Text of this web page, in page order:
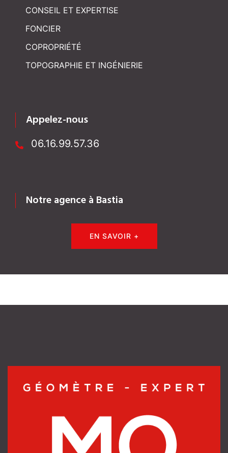
CONSEIL ET EXPERTISE
FONCIER
COPROPRIÉTÉ
TOPOGRAPHIE ET INGÉNIERIE
Appelez-nous
06.16.99.57.36
Notre agence à Bastia
EN SAVOIR +